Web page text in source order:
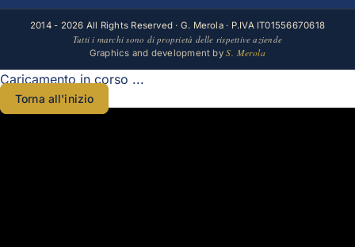
2014 - 2026 All Rights Reserved · G. Merola · P.IVA IT01556670618
Tutti i marchi sono di proprietà delle rispettive aziende
Graphics and development byS. Merola
Caricamento in corso ...
Torna all'inizio